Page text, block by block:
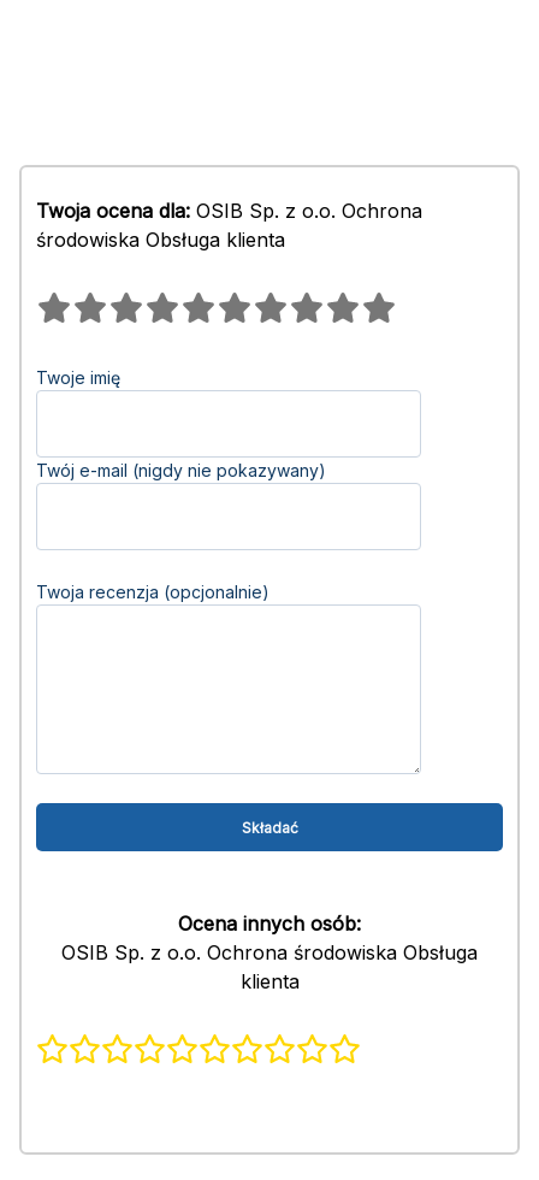
Twoja ocena dla: OSIB Sp. z o.o. Ochrona
środowiska Obsługa klienta
Twoje imię
Twój e-mail (nigdy nie pokazywany)
Twoja recenzja (opcjonalnie)
Ocena innych osób:
OSIB Sp. z o.o. Ochrona środowiska Obsługa
klienta